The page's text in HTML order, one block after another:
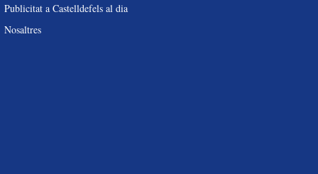
Publicitat a Castelldefels al dia
Nosaltres